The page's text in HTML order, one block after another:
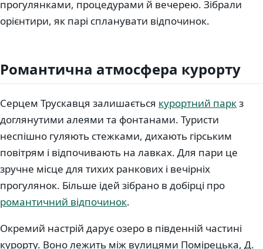
прогулянками, процедурами й вечерею. Зібрали
орієнтири, як парі спланувати відпочинок.
Романтична атмосфера курорту
Серцем Трускавця залишається курортний паркз
доглянутими алеями та фонтанами. Туристи
неспішно гуляють стежками, дихають гірським
повітрям і відпочивають на лавках. Для пари це
зручне місце для тихих ранкових і вечірніх
прогулянок. Більше ідей зібрано в добірці про
романтичний відпочинок.
Окремий настрій дарує озеро в південній частині
курорту. Воно лежить між вулицями Помірецька, Д.